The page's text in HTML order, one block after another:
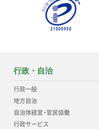
行政・自治
行政一般
地方自治
自治体経営・官民協働
行政サービス